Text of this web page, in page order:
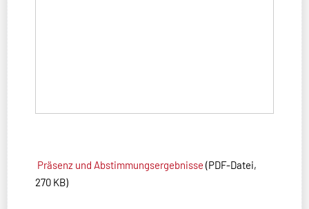
Präsenz und Abstimmungsergebnisse (PDF-Datei,
270 KB)